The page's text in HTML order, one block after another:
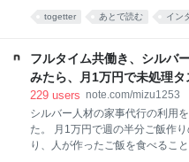
と、その国の雰囲気とかと一緒
こっちがいい。 pic.x.com/
10:48:11
togetter あとで読む イン
フルタイム共働き、シルバ
みたら、月1万円で未処理
した話。｜みず
229 users note.com/mizu1253
シルバー人材の家事代行の利用
た。 月1万円で週の半分ご飯作
り、人が作ったご飯を食べるこ